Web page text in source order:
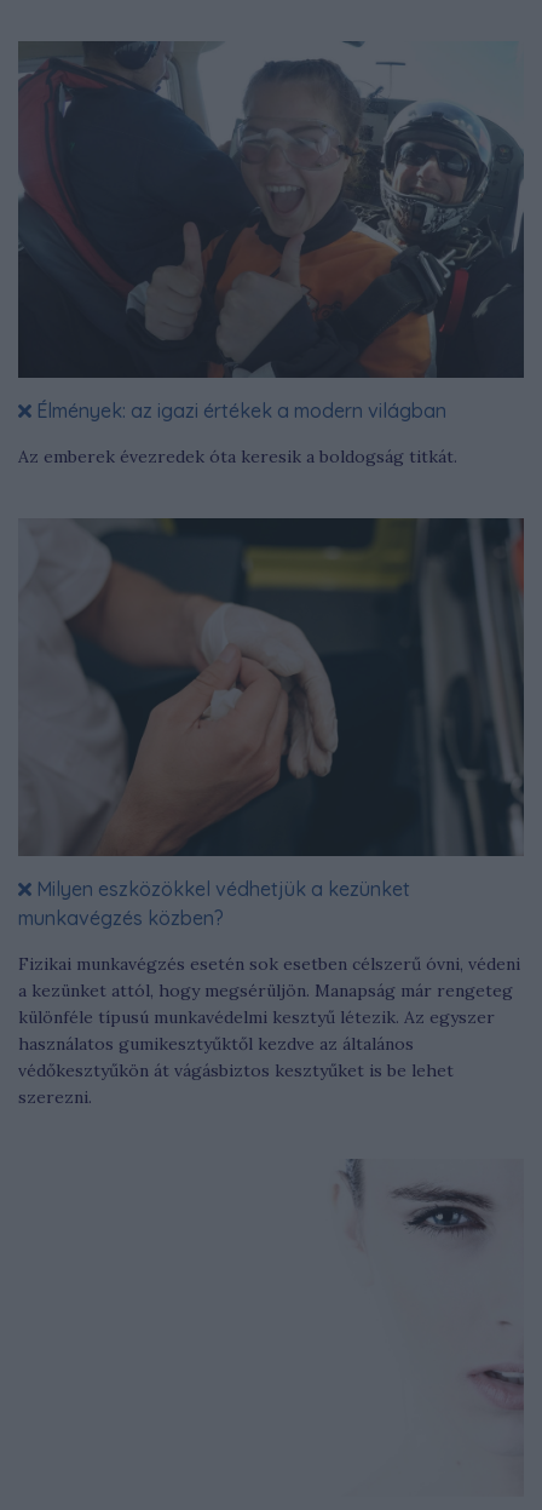
Élmények: az igazi értékek a modern világban
Az emberek évezredek óta keresik a boldogság titkát.
Milyen eszközökkel védhetjük a kezünket
munkavégzés közben?
Fizikai munkavégzés esetén sok esetben célszerű óvni, védeni
a kezünket attól, hogy megsérüljön. Manapság már rengeteg
különféle típusú munkavédelmi kesztyű létezik. Az egyszer
használatos gumikesztyűktől kezdve az általános
védőkesztyűkön át vágásbiztos kesztyűket is be lehet
szerezni.